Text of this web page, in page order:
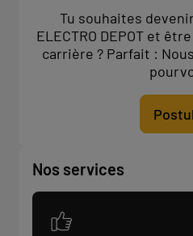
Tu souhaites
ELECTRO DEPOT et
carrière ? Parfait :
Nos services